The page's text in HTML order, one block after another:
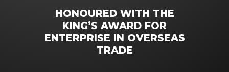
HONOURED WITH THE
KING’S AWARD FOR
ENTERPRISE IN OVERSEAS
TRADE